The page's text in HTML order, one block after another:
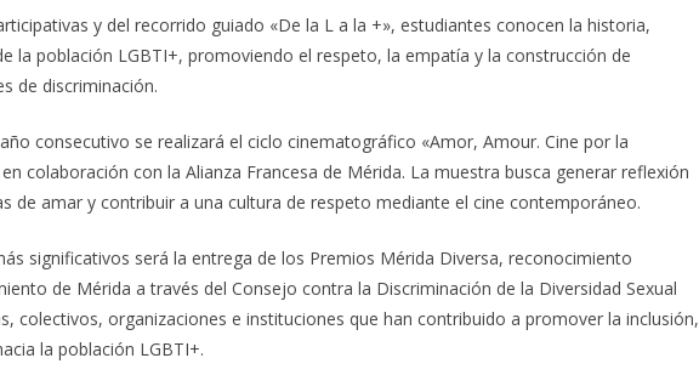
y del recorrido guiado «De la L a la +», estudiantes conocen la historia,
la población LGBTI+, promoviendo el respeto, la empatía y la construcción de
de discriminación.
consecutivo se realizará el ciclo cinematográfico «Amor, Amour. Cine por la
colaboración con la Alianza Francesa de Mérida. La muestra busca generar reflexión
de amar y contribuir a una cultura de respeto mediante el cine contemporáneo.
significativos será la entrega de los Premios Mérida Diversa, reconocimiento
de Mérida a través del Consejo contra la Discriminación de la Diversidad Sexual
colectivos, organizaciones e instituciones que han contribuido a promover la inclusión,
la población LGBTI+.